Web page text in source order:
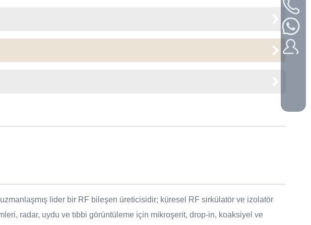
lider bir RF bileşen üreticisidir; küresel RF sirkülatör ve izolatör
radar, uydu ve tıbbi görüntüleme için mikroşerit, drop-in, koaksiyel ve